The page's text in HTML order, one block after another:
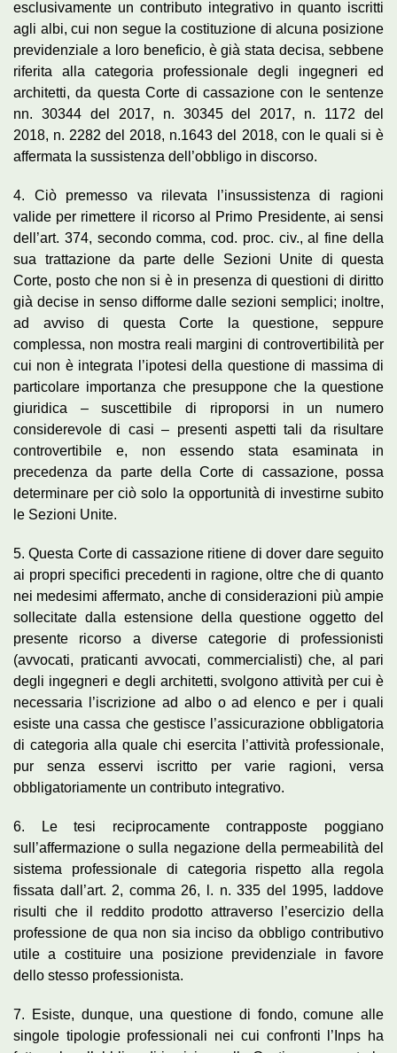
esclusivamente un contributo integrativo in quanto iscritti
agli albi, cui non segue la costituzione di alcuna posizione
previdenziale a loro beneficio, è già stata decisa, sebbene
riferita alla categoria professionale degli ingegneri ed
architetti, da questa Corte di cassazione con le sentenze
nn. 30344 del 2017, n. 30345 del 2017, n. 1172 del
2018, n. 2282 del 2018, n.1643 del 2018, con le quali si è
affermata la sussistenza dell’obbligo in discorso.
4. Ciò premesso va rilevata l’insussistenza di ragioni
valide per rimettere il ricorso al Primo Presidente, ai sensi
dell’art. 374, secondo comma, cod. proc. civ., al fine della
sua trattazione da parte delle Sezioni Unite di questa
Corte, posto che non si è in presenza di questioni di diritto
già decise in senso difforme dalle sezioni semplici; inoltre,
ad avviso di questa Corte la questione, seppure
complessa, non mostra reali margini di controvertibilità per
cui non è integrata l’ipotesi della questione di massima di
particolare importanza che presuppone che la questione
giuridica – suscettibile di riproporsi in un numero
considerevole di casi – presenti aspetti tali da risultare
controvertibile e, non essendo stata esaminata in
precedenza da parte della Corte di cassazione, possa
determinare per ciò solo la opportunità di investirne subito
le Sezioni Unite.
5. Questa Corte di cassazione ritiene di dover dare seguito
ai propri specifici precedenti in ragione, oltre che di quanto
nei medesimi affermato, anche di considerazioni più ampie
sollecitate dalla estensione della questione oggetto del
presente ricorso a diverse categorie di professionisti
(avvocati, praticanti avvocati, commercialisti) che, al pari
degli ingegneri e degli architetti, svolgono attività per cui è
necessaria l’iscrizione ad albo o ad elenco e per i quali
esiste una cassa che gestisce l’assicurazione obbligatoria
di categoria alla quale chi esercita l’attività professionale,
pur senza esservi iscritto per varie ragioni, versa
obbligatoriamente un contributo integrativo.
6. Le tesi reciprocamente contrapposte poggiano
sull’affermazione o sulla negazione della permeabilità del
sistema professionale di categoria rispetto alla regola
fissata dall’art. 2, comma 26, l. n. 335 del 1995, laddove
risulti che il reddito prodotto attraverso l’esercizio della
professione de qua non sia inciso da obbligo contributivo
utile a costituire una posizione previdenziale in favore
dello stesso professionista.
7. Esiste, dunque, una questione di fondo, comune alle
singole tipologie professionali nei cui confronti l’Inps ha